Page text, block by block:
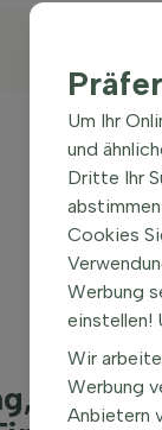
Um Ihr
und
Dritte Ihr
Cookies
Werbung
einstellen!
Wir
Werbung
Anbietern